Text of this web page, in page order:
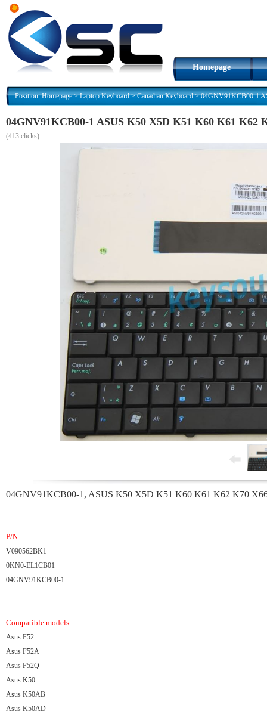
Homepage
Position:Homepage>Laptop Keyboard>Canadian Keyboard>04GNV91KCB00-1
04GNV91KCB00-1 ASUS K50 X5D K51 K60 K61 K62
(413 clicks)
04GNV91KCB00-1, ASUS K50 X5D K51 K60 K61 K62 K70
P/N:
V090562BK1
0KN0-EL1CB01
04GNV91KCB00-1
Compatible models:
Asus F52
Asus F52A
Asus F52Q
Asus K50
Asus K50AB
Asus K50AD